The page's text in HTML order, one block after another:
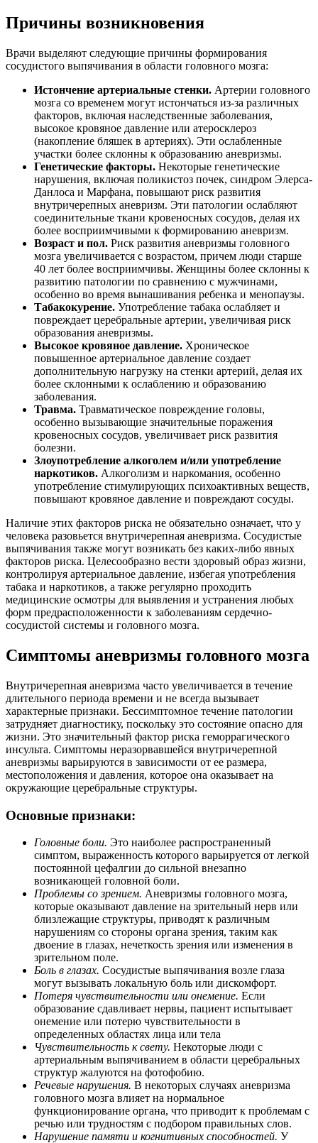
Причины возникновения
Врачи выделяют следующие причины формирования
сосудистого выпячивания в области головного мозга:
Истончение артериальные стенки. Артерии головного
мозга со временем могут истончаться из-за различных
факторов, включая наследственные заболевания,
высокое кровяное давление или атеросклероз
(накопление бляшек в артериях). Эти ослабленные
участки более склонны к образованию аневризмы.
Генетические факторы. Некоторые генетические
нарушения, включая поликистоз почек, синдром Элерса-
Данлоса и Марфана, повышают риск развития
внутричерепных аневризм. Эти патологии ослабляют
соединительные ткани кровеносных сосудов, делая их
более восприимчивыми к формированию аневризм.
Возраст и пол. Риск развития аневризмы головного
мозга увеличивается с возрастом, причем люди старше
40 лет более восприимчивы. Женщины более склонны к
развитию патологии по сравнению с мужчинами,
особенно во время вынашивания ребенка и менопаузы.
Табакокурение. Употребление табака ослабляет и
повреждает церебральные артерии, увеличивая риск
образования аневризмы.
Высокое кровяное давление. Хроническое
повышенное артериальное давление создает
дополнительную нагрузку на стенки артерий, делая их
более склонными к ослаблению и образованию
заболевания.
Травма. Травматическое повреждение головы,
особенно вызывающие значительные поражения
кровеносных сосудов, увеличивает риск развития
болезни.
Злоупотребление алкоголем и/или употребление
наркотиков. Алкоголизм и наркомания, особенно
употребление стимулирующих психоактивных веществ,
повышают кровяное давление и повреждают сосуды.
Наличие этих факторов риска не обязательно означает, что у
человека разовьется внутричерепная аневризма. Сосудистые
выпячивания также могут возникать без каких-либо явных
факторов риска. Целесообразно вести здоровый образ жизни,
контролируя артериальное давление, избегая употребления
табака и наркотиков, а также регулярно проходить
медицинские осмотры для выявления и устранения любых
форм предрасположенности к заболеваниям сердечно-
сосудистой системы и головного мозга.
Симптомы аневризмы головного мозга
Внутричерепная аневризма часто увеличивается в течение
длительного периода времени и не всегда вызывает
характерные признаки. Бессимптомное течение патологии
затрудняет диагностику, поскольку это состояние опасно для
жизни. Это значительный фактор риска геморрагического
инсульта. Симптомы неразорвавшейся внутричерепной
аневризмы варьируются в зависимости от ее размера,
местоположения и давления, которое она оказывает на
окружающие церебральные структуры.
Основные признаки:
Головные боли. Это наиболее распространенный
симптом, выраженность которого варьируется от легкой
постоянной цефалгии до сильной внезапно
возникающей головной боли.
Проблемы со зрением. Аневризмы головного мозга,
которые оказывают давление на зрительный нерв или
близлежащие структуры, приводят к различным
нарушениям со стороны органа зрения, таким как
двоение в глазах, нечеткость зрения или изменения в
зрительном поле.
Боль в глазах. Сосудистые выпячивания возле глаза
могут вызывать локальную боль или дискомфорт.
Потеря чувствительности или онемение. Если
образование сдавливает нервы, пациент испытывает
онемение или потерю чувствительности в
определенных областях лица или тела
Чувствительность к свету. Некоторые люди с
артериальным выпячиванием в области церебральных
структур жалуются на фотофобию.
Речевые нарушения. В некоторых случаях аневризма
головного мозга влияет на нормальное
функционирование органа, что приводит к проблемам с
речью или трудностям с подбором правильных слов.
Нарушение памяти и когнитивных способностей. У